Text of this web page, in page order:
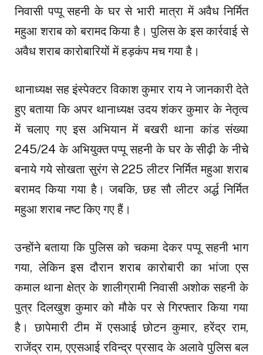
निवासी पप्पू सहनी के घर से भारी मात्रा में अवैध निर्मित
महुआ शराब को बरामद किया है। पुलिस के इस कार्रवाई से
अवैध शराब कारोबारियों में हड़कंप मच गया है।
थानाध्यक्ष सह इंस्पेक्टर विकाश कुमार राय ने जानकारी देते
हुए बताया कि अपर थानाध्यक्ष उदय शंकर कुमार के नेतृत्व
में चलाए गए इस अभियान में बखरी थाना कांड संख्या
245/24 के अभियुक्त पप्पू सहनी के घर के सीढ़ी के नीचे
बनाये गये सोखता सुरंग से 225 लीटर निर्मित महुआ शराब
बरामद किया गया है। जबकि, छह सौ लीटर अर्द्ध निर्मित
महुआ शराब नष्ट किए गए हैं।
उन्होंने बताया कि पुलिस को चकमा देकर पप्पू सहनी भाग
गया, लेकिन इस दौरान शराब कारोबारी का भांजा एस
कमाल थाना क्षेत्र के शालीग्रामी निवासी अशोक सहनी के
पुत्र दिलखुश कुमार को मौके पर से गिरफ्तार किया गया
है। छापेमारी टीम में एसआई छोटन कुमार, हरेंद्र राम,
राजेंद्र राम, एएसआई रविन्द्र प्रसाद के अलावे पुलिस बल